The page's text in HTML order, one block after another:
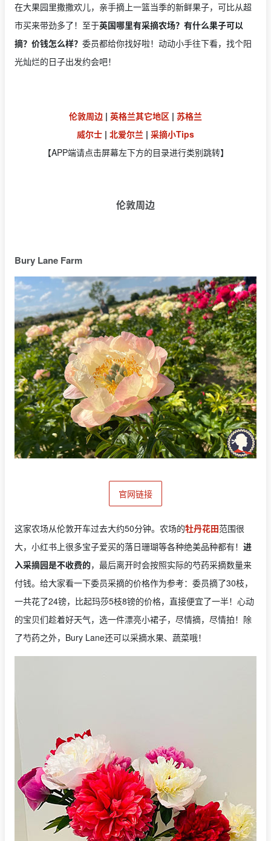
在大果园里撒撒欢儿，亲手摘上一篮当季的新鲜果子，可比从超
市买来带劲多了！至于英国哪里有采摘农场？有什么果子可以
摘？价钱怎么样？ 委员都给你找好啦！动动小手往下看，找个阳
光灿烂的日子出发约会吧！
伦敦周边 | 英格兰其它地区 | 苏格兰
威尔士 | 北爱尔兰 | 采摘小Tips
【APP端请点击屏幕左下方的目录进行类别跳转】
伦敦周边
Bury Lane Farm
官网链接
这家农场从伦敦开车过去大约50分钟。农场的牡丹花田范围很
大，小红书上很多宝子爱买的落日珊瑚等各种绝美品种都有！ 进
入采摘园是不收费的，最后离开时会按照实际的芍药采摘数量来
付钱。给大家看一下委员采摘的价格作为参考：委员摘了30枝，
一共花了24镑，比起玛莎5枝8镑的价格，直接便宜了一半！心动
的宝贝们趁着好天气，选一件漂亮小裙子，尽情摘，尽情拍！除
了芍药之外，Bury Lane还可以采摘水果、蔬菜哦！